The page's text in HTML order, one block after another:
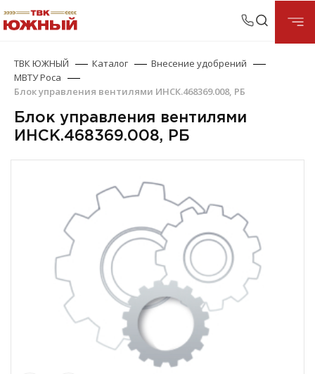
ТВК ЮЖНЫЙ Каталог
Внесение удобрений
МВТУ Роса
Блок управления вентилями ИНСК.468369.008, РБ
Блок управления вентилями
ИНСК.468369.008, РБ